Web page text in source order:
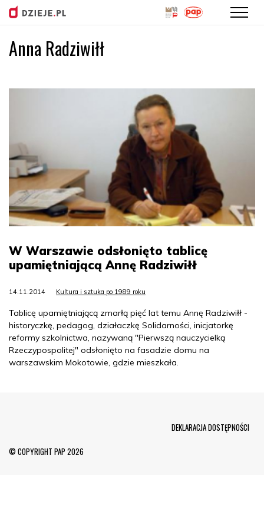
Anna Radziwiłł
W Warszawie odsłonięto tablicę
upamiętniającą Annę Radziwiłł
14.11.2014 Kultura i sztuka po 1989 roku
Tablicę upamiętniającą zmarłą pięć lat temu Annę Radziwiłł -
historyczkę, pedagog, działaczkę Solidarności, inicjatorkę
reformy szkolnictwa, nazywaną "Pierwszą nauczycielką
Rzeczypospolitej" odsłonięto na fasadzie domu na
warszawskim Mokotowie, gdzie mieszkała.
© COPYRIGHT PAP 2026
DEKLARACJA DOSTĘPNOŚCI